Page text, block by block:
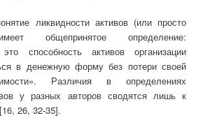
ликвидности активов (или просто
общепринятое определение:
способность активов организации
в денежную форму без потери своей
Различия в определениях
у разных авторов сводятся лишь к
26, 32-35].